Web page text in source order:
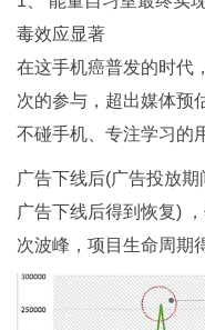
毒效应显著
在这手机癌普发的时代
次的参与，超出媒体预
不碰手机、专注学习的
广告下线后(广告投放期
广告下线后得到恢复)
次波峰，项目生命周期